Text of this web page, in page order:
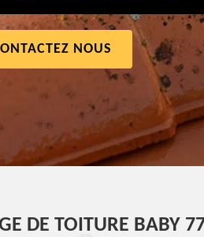
NOUS
DE TOITURE BABY